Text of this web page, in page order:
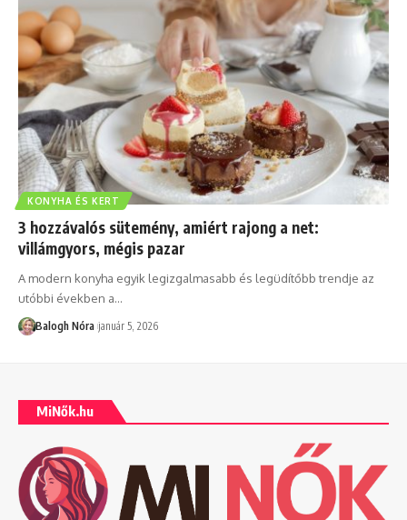
KONYHA ÉS KERT
3 hozzávalós sütemény, amiért rajong a net:
villámgyors, mégis pazar
A modern konyha egyik legizgalmasabb és legüdítőbb trendje az
utóbbi években a…
Balogh Nóra január 5, 2026
MiNők.hu